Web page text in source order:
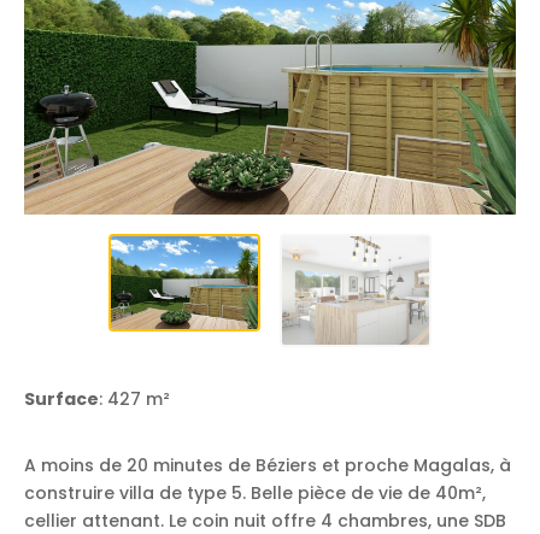
Surface: 427 m²
A moins de 20 minutes de Béziers et proche Magalas, à
construire villa de type 5. Belle pièce de vie de 40m²,
cellier attenant. Le coin nuit offre 4 chambres, une SDB